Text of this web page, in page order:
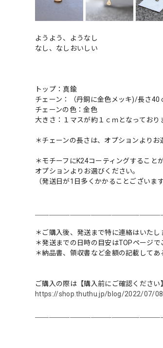
ようよう、ようなし
なし、なしおいしい
トップ：真鍮
チェーン：（丹銅に金色メッキ)/長さ40
チェーンの色：金色
大きさ：１マスが約１ｃｍとなっており
＊チェーンの長さは、オプションよりお
＊モチーフにK24コーティングすること
オプションよりお選びください。
（発送日が1日多くかかることございます
＊ご購入後、発送まで特に連絡はいたし
＊発送までの日時の目安はTOPページで
＊納品書、領収書など金額の記載してあ
ご購入の際は【購入前にご確認ください
https://shop.thuthu.jp/blog/2022/07/